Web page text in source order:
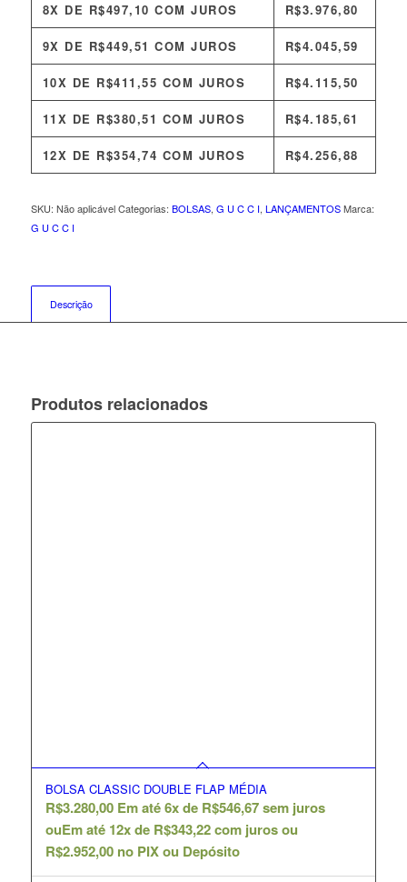
8X DE R$497,10 COM JUROS R$3.976,80
9X DE R$449,51 COM JUROS R$4.045,59
10X DE R$411,55 COM JUROS R$4.115,50
11X DE R$380,51 COM JUROS R$4.185,61
12X DE R$354,74 COM JUROS R$4.256,88
SKU: Não aplicável Categorias: BOLSAS, G U C C I, LANÇAMENTOS Marca:
G U C C I
Descrição
Produtos relacionados
BOLSA CLASSIC DOUBLE FLAP MÉDIA
R$3.280,00 Em até 6x de R$546,67sem juros
ouEm até 12x de R$343,22com juros ou
R$2.952,00 no PIX ou Depósito